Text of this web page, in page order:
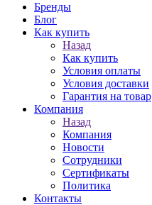
Бренды
Блог
Как купить
Назад
Как купить
Условия оплаты
Условия доставки
Гарантия на товар
Компания
Назад
Компания
Новости
Сотрудники
Сертификаты
Политика
Контакты